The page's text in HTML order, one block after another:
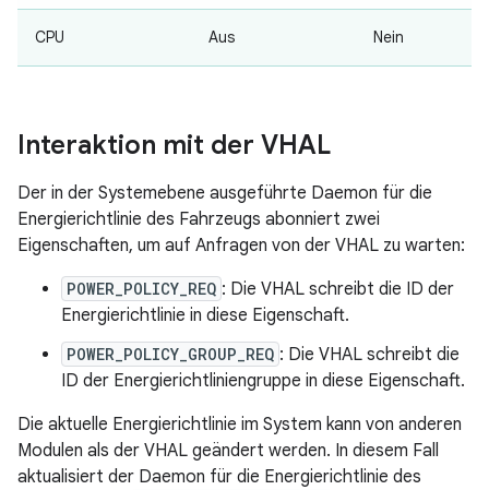
CPU Aus Nein
Interaktion mit der VHAL
Der in der Systemebene ausgeführte Daemon für die
Energierichtlinie des Fahrzeugs abonniert zwei
Eigenschaften, um auf Anfragen von der VHAL zu warten:
POWER_POLICY_REQ : Die VHAL schreibt die ID der
Energierichtlinie in diese Eigenschaft.
POWER_POLICY_GROUP_REQ : Die VHAL schreibt die
ID der Energierichtliniengruppe in diese Eigenschaft.
Die aktuelle Energierichtlinie im System kann von anderen
Modulen als der VHAL geändert werden. In diesem Fall
aktualisiert der Daemon für die Energierichtlinie des